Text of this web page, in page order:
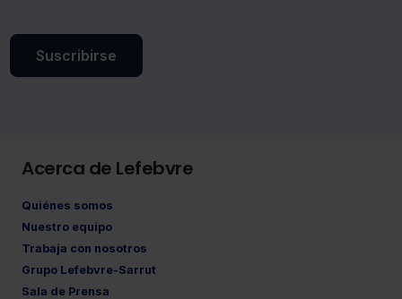
Suscribirse
Acerca de Lefebvre
Quiénes somos
Nuestro equipo
Trabaja con nosotros
Grupo Lefebvre-Sarrut
Sala de Prensa